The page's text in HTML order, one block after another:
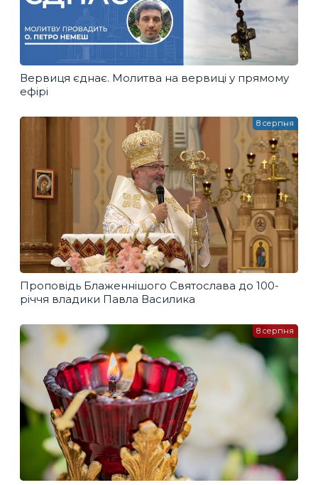
Вервиця єднає. Молитва на вервиці у прямому
ефірі
Проповідь Блаженнішого Святослава до 100-
річчя владики Павла Василика
8 серпня
8 серпня